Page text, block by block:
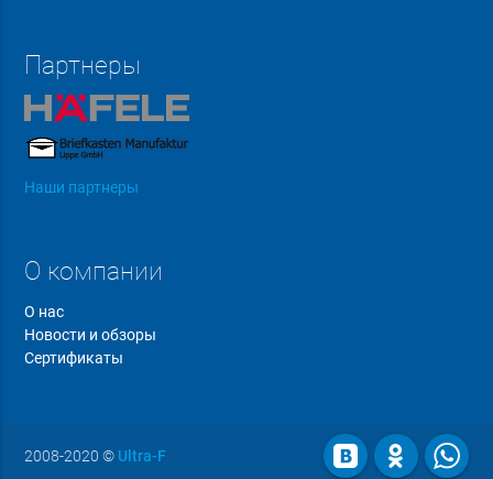
Партнеры
Наши партнеры
О компании
О нас
Новости и обзоры
Сертификаты
2008-2020 © Ultra-F